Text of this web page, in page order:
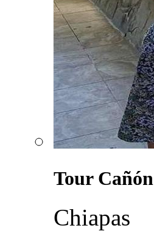
Tour Cañón
Chiapas